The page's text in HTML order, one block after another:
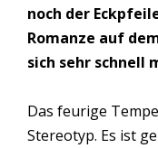
noch der
Romanze auf
sich sehr schnell
Das feurige
Stereotyp. Es ist